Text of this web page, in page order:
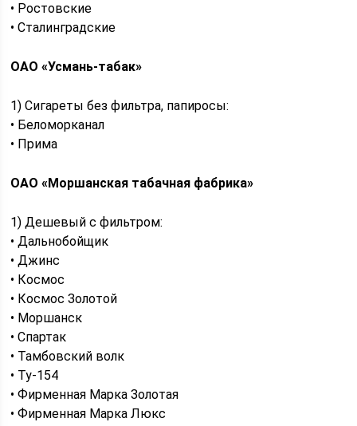
• Ростовские
• Сталинградские
ОАО «Усмань-табак»
1) Сигареты без фильтра, папиросы:
• Беломорканал
• Прима
ОАО «Моршанская табачная фабрика»
1) Дешевый с фильтром:
• Дальнобойщик
• Джинс
• Космос
• Космос Золотой
• Моршанск
• Спартак
• Тамбовский волк
• Ту-154
• Фирменная Марка Золотая
• Фирменная Марка Люкс